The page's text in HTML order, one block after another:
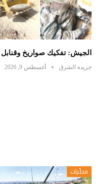
الجيش: تفكيك صواريخ
جريدة الشرق أغسطس 9, 2026
محلّيات